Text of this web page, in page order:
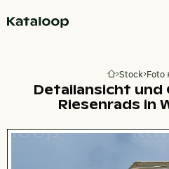
Zur
Stock Foto
Detailansicht und
Riesenrads in